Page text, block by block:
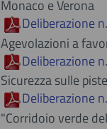
Monaco e Verona
Deliberazione
Agevolazioni a
Deliberazione
Sicurezza sulle
Deliberazione
"Corridoio verde